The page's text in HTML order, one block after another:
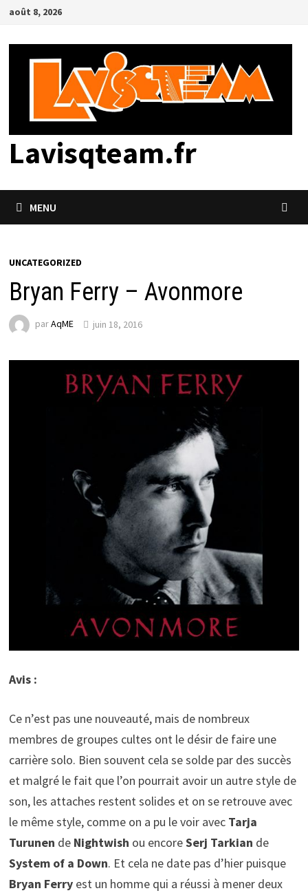
Passer
contenu
août 8, 2026
Lavisqteam.fr
MENU
UNCATEGORIZED
Bryan Ferry – Avonmore
parAqME juin 18, 2016
Avis :
Ce n’est pas une nouveauté, mais de nombreux
membres de groupes cultes ont le désir de faire une
carrière solo. Bien souvent cela se solde par des succès
et malgré le fait que l’on pourrait avoir un autre style de
son, les attaches restent solides et on se retrouve avec
le même style, comme on a pu le voir avec Tarja
Turunen de Nightwish ou encoreSerj Tarkian de
System of a Down. Et cela ne date pas d’hier puisque
Bryan Ferryest un homme qui a réussi à mener deux